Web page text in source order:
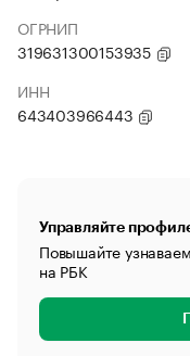
ОГРНИП
319631300153935
ИНН
643403966443
Управляйте
Повышайте
на РБК